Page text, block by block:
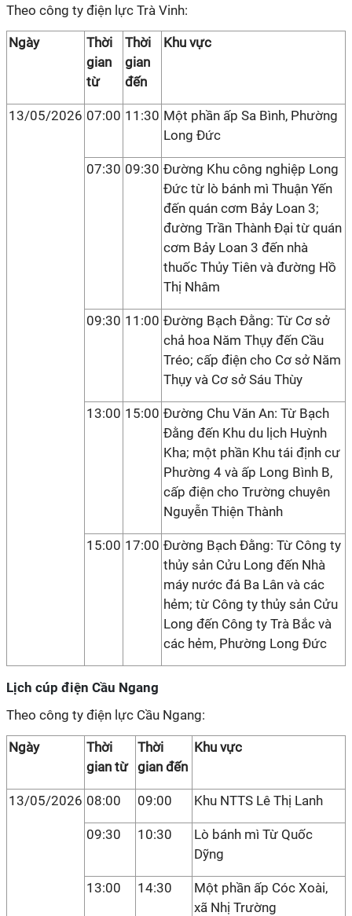
Theo công ty điện lực Trà Vinh:
Ngày
Thời
gian
từ
Thời
gian
đến
Khu vực
13/05/2026 07:00 11:30 Một phần ấp Sa Bình, Phường
Long Đức
07:30 09:30 Đường Khu công nghiệp Long
Đức từ lò bánh mì Thuận Yến
đến quán cơm Bảy Loan 3;
đường Trần Thành Đại từ quán
cơm Bảy Loan 3 đến nhà
thuốc Thủy Tiên và đường Hồ
Thị Nhâm
09:30 11:00 Đường Bạch Đằng: Từ Cơ sở
chả hoa Năm Thụy đến Cầu
Tréo; cấp điện cho Cơ sở Năm
Thụy và Cơ sở Sáu Thùy
13:00 15:00 Đường Chu Văn An: Từ Bạch
Đằng đến Khu du lịch Huỳnh
Kha; một phần Khu tái định cư
Phường 4 và ấp Long Bình B,
cấp điện cho Trường chuyên
Nguyễn Thiện Thành
15:00 17:00 Đường Bạch Đằng: Từ Công ty
thủy sản Cửu Long đến Nhà
máy nước đá Ba Lân và các
hẻm; từ Công ty thủy sản Cửu
Long đến Công ty Trà Bắc và
các hẻm, Phường Long Đức
Lịch cúp điện Cầu Ngang
Theo công ty điện lực Cầu Ngang:
Ngày
Thời
gian từ
Thời
gian đến
Khu vực
13/05/2026 08:00 09:00 Khu NTTS Lê Thị Lanh
09:30 10:30
Lò bánh mì Từ Quốc
Dỹng
13:00 14:30
Một phần ấp Cóc Xoài,
xã Nhị Trường